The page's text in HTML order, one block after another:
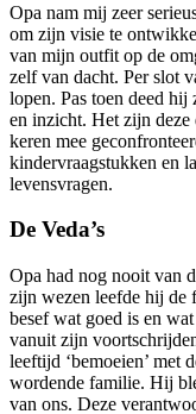
Opa nam mij zeer
om zijn visie te
van mijn outfit op de
zelf van dacht. Per slot
lopen. Pas toen deed
en inzicht. Het zijn
keren mee
kindervraagstukken en
levensvragen.
De Veda’s
Opa had nog nooit van
zijn wezen leefde hij de
besef wat goed is en
vanuit zijn
leeftijd ‘bemoeien’ met
wordende familie. Hij
van ons. Deze